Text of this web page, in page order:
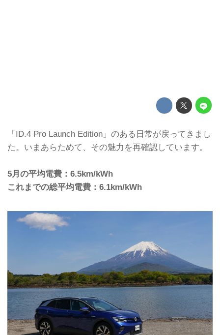
「ID.4 Pro Launch Edition」のある日常が戻ってきまし
た。いまあらためて、その魅力を再確認しています。
5月の平均電費：6.5km/kWh
これまでの総平均電費：6.1km/kWh